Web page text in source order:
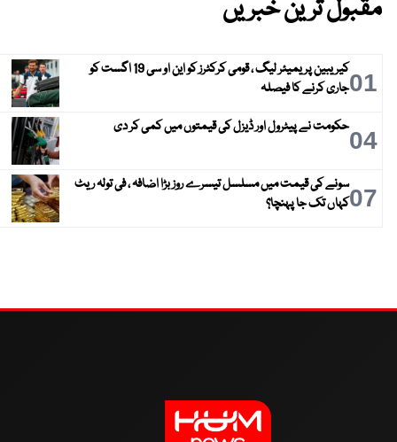
مقبول ترین خبریں
01
کیریبین پریمیئر لیگ ، قومی کرکٹرز کو این او سی 19 اگست کو
جاری کرنے کا فیصلہ
04حکومت نے پیٹرول اور ڈیزل کی قیمتوں میں کمی کر دی
07سونے کی قیمت میں مسلسل تیسرے روز بڑا اضافہ ، فی تولہ ریٹ
کہاں تک جا پہنچا؟